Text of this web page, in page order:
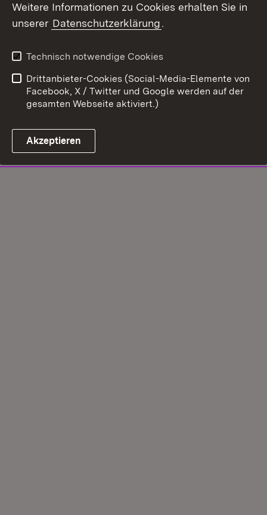
Weitere Informationen zu Cookies erhalten Sie in
unserer Datenschutzerklärung.
Technisch notwendige Cookies
Drittanbieter-Cookies (Social-Media-Elemente von
Facebook, X / Twitter und Google werden auf der
gesamten Webseite aktiviert.)
Akzeptieren